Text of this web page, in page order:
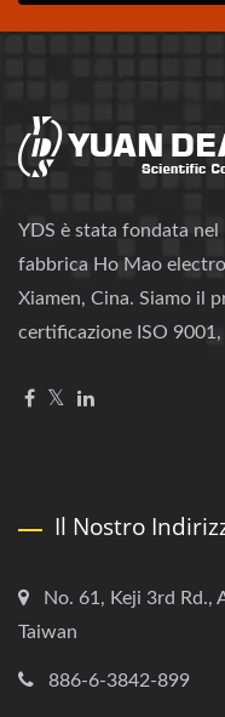
YDS è stata fondata nel
fabbrica Ho Mao
Xiamen, Cina. Siamo il
certificazione ISO
Il Nostro
No. 61, Keji 3rd Rd.,
Taiwan
886-6-3842-899